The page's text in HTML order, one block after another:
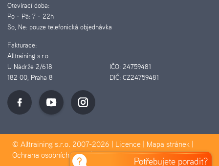
Potřebujete poradit?
Otevírací doba:
Po - Pá: 7 - 22h
So, Ne: pouze telefonická objednávka
Fakturace:
Alltraining s.r.o.
U Nádrže 2/618
IČO: 24759481
182 00, Praha 8
DIČ: CZ24759481
© Alltraining s.r.o. 2007-2026 | Licence | Mapa stránek |
Ochrana osobních údajů|Pravidla Cookies